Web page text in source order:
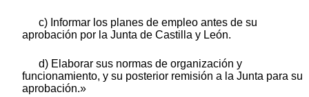
c) Informar los planes de empleo antes de su
aprobación por la Junta de Castilla y León.
d) Elaborar sus normas de organización y
funcionamiento, y su posterior remisión a la Junta para su
aprobación.»